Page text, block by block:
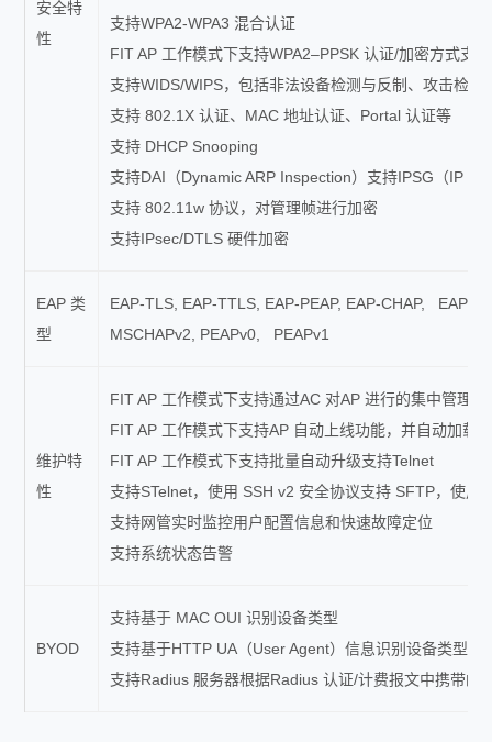
安全特
性
支持WPA2-WPA3 混合认证
FIT AP 工作模式下支持WPA2–PPSK 认证/加密方式支
支持WIDS/WIPS，包括非法设备检测与反制、攻击检
支持 802.1X 认证、MAC 地址认证、Portal 认证等
支持 DHCP Snooping
支持DAI（Dynamic ARP Inspection）支持IPSG（IP
支持 802.11w 协议，对管理帧进行加密
支持IPsec/DTLS 硬件加密
EAP 类
型
EAP-TLS, EAP-TTLS, EAP-PEAP, EAP-CHAP, EAP-
MSCHAPv2, PEAPv0, PEAPv1
维护特
性
FIT AP 工作模式下支持通过AC 对AP 进行的集中管理和
FIT AP 工作模式下支持AP 自动上线功能，并自动加载
FIT AP 工作模式下支持批量自动升级支持Telnet
支持STelnet，使用 SSH v2 安全协议支持 SFTP，使
支持网管实时监控用户配置信息和快速故障定位
支持系统状态告警
BYOD
支持基于 MAC OUI 识别设备类型
支持基于HTTP UA（User Agent）信息识别设备类型
支持Radius 服务器根据Radius 认证/计费报文中携带的